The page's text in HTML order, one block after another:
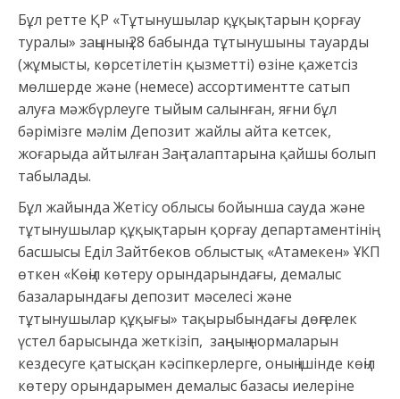
Бұл ретте ҚР «Тұтынушылар құқықтарын қорғау
туралы» заңының 28 бабында тұтынушыны тауарды
(жұмысты, көрсетілетін қызметті) өзіне қажетсіз
мөлшерде және (немесе) ассортиментте сатып
алуға мәжбүрлеуге тыйым салынған, яғни бұл
бәрімізге мәлім Депозит жайлы айта кетсек,
жоғарыда айтылған Заң талаптарына қайшы болып
табылады.
Бұл жайында Жетісу облысы бойынша сауда және
тұтынушылар құқықтарын қорғау департаментінің
басшысы Еділ Зайтбеков облыстық «Атамекен» ҰКП
өткен «Көңіл көтеру орындарындағы, демалыс
базаларындағы депозит мәселесі және
тұтынушылар құқығы» тақырыбындағы дөңгелек
үстел барысында жеткізіп, заңның нормаларын
кездесуге қатысқан кәсіпкерлерге, оның ішінде көңіл
көтеру орындарымен демалыс базасы иелеріне